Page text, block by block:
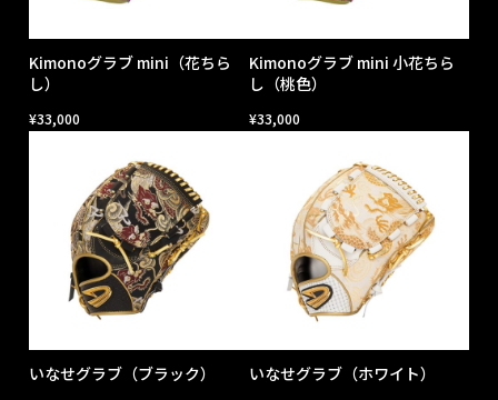
Kimonoグラブ mini（花ちら
し）
¥33,000
Kimonoグラブ mini 小花ちら
し（桃色）
¥33,000
いなせグラブ（ブラック） いなせグラブ（ホワイト）